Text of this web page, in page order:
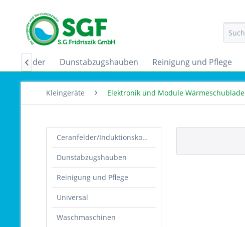
Dunstabzugshauben Reinigung und Pflege

Kleingeräte Elektronik und Module Wärmeschublade
Ceranfelder/Induktionskochfelder
Dunstabzugshauben
Reinigung und Pflege
Universal
Waschmaschinen